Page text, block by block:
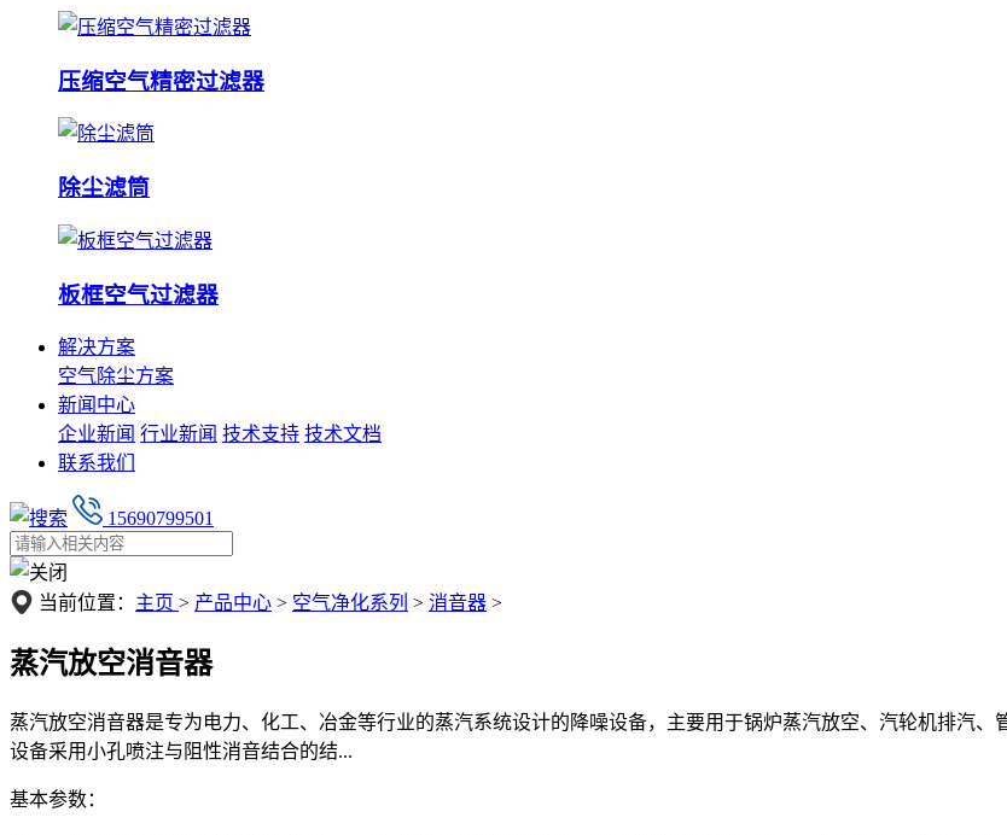
压缩空气精密过滤器
除尘滤筒
板框空气过滤器
解决方案
空气除尘方案
新闻中心
企业新闻 行业新闻 技术支持 技术文档
联系我们
15690799501
当前位置： 主页 > 产品中心 > 空气净化系列 > 消音器 >
蒸汽放空消音器
蒸汽放空消音器是专为电力、化工、冶金等行业的蒸汽系统设计的降噪设备，主要用于锅炉蒸汽放空、汽轮机排汽
设备采用小孔喷注与阻性消音结合的结...
基本参数：